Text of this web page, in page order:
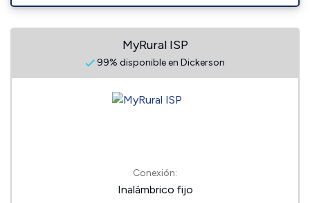
MyRural ISP
99% disponible en Dickerson
Conexión:
Inalámbrico fijo